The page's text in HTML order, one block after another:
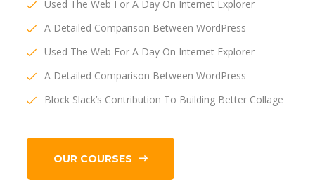
Used The Web For A Day On Internet Explorer
A Detailed Comparison Between WordPress
Used The Web For A Day On Internet Explorer
A Detailed Comparison Between WordPress
Block Slack’s Contribution To Building Better Collage
OUR COURSES